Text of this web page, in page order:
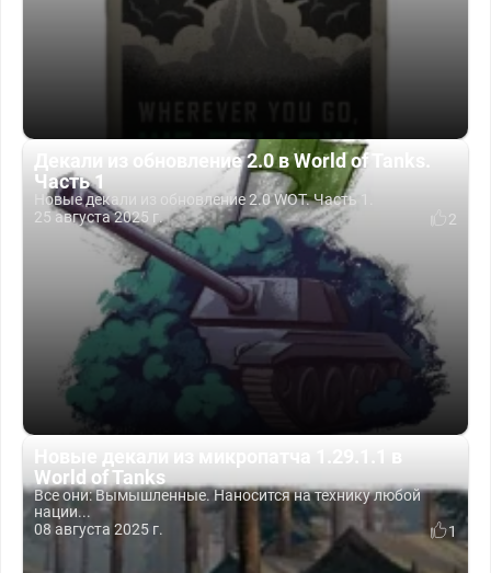
Декали из обновление 2.0 в World of Tanks.
Часть 1
Новые декали из обновление 2.0 WOT. Часть 1.
25 августа 2025 г.
2
World of Tanks
Все они: Вымышленные. Наносится на технику любой
нации...
08 августа 2025 г.
1